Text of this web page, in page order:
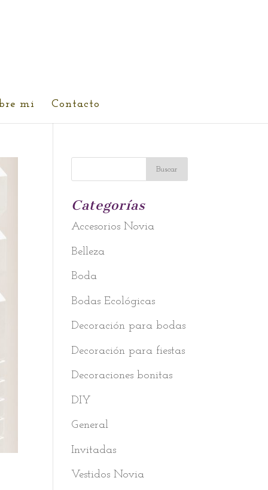
mi Contacto
Categorías
Accesorios Novia
Belleza
Boda
Bodas Ecológicas
Decoración para bodas
Decoración para fiestas
Decoraciones bonitas
DIY
General
Invitadas
Vestidos Novia